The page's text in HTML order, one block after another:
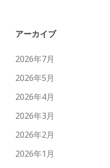
アーカイブ
2026年7月
2026年5月
2026年4月
2026年3月
2026年2月
2026年1月